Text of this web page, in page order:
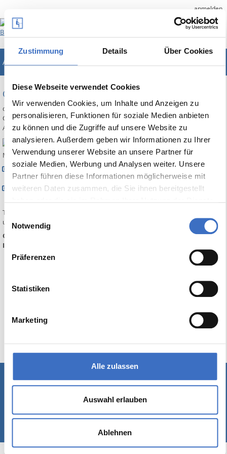
Zustimmung Details Über Cookies
Diese Webseite verwendet Cookies
Wir verwenden Cookies, um Inhalte und Anzeigen zu
personalisieren, Funktionen für soziale Medien anbieten
zu können und die Zugriffe auf unsere Website zu
analysieren. Außerdem geben wir Informationen zu Ihrer
Verwendung unserer Website an unsere Partner für
soziale Medien, Werbung und Analysen weiter. Unsere
Partner führen diese Informationen möglicherweise mit
weiteren Daten zusammen, die Sie ihnen bereitgestellt
Einwilligungsauswahl
Notwendig
Präferenzen
Statistiken
Marketing
Alle zulassen
Auswahl erlauben
Ablehnen
anmelden
ABES/Objects
ODATA-Service
der aoApp-ODATA-Servcie ermöglicht es, jede beliebige Anwendung, die
ODATA unterstüzt, für das Lesen und Schreiben von Daten an
ABES/Objects anzubinden.
Mögliche Anwendungsszenarien sind beispielweise
Die Abfrage von Kurs- und Stundenplänen zur Weiterverarbeitung in
anderen Systemen.
Das Schreben von Anfragen und/oder Bestellungen aus anderen
Tatsächlich steht das gesamte Objektmodell von ABES/Objects zum Lesen
und Schreiben bereit.
Gerne präsentieren wir Ihnen die Funktionsweisen oder stellen
Ihnen einen Testzugang her.
© 1989-2026 Rackow Software GmbH - Hamburg